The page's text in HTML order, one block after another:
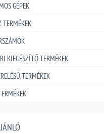
GÉPEK
KIEGÉSZÍTŐ TERMÉKEK
TERMÉKEK